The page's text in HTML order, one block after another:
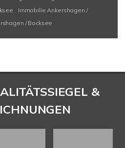
Immobilie Ankershagen /
/ Bocksee
&